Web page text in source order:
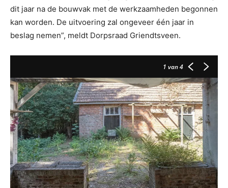
dit jaar na de bouwvak met de werkzaamheden begonnen
kan worden. De uitvoering zal ongeveer één jaar in
beslag nemen”, meldt Dorpsraad Griendtsveen.
1 van 4